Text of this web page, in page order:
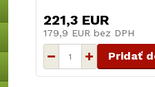
221,3 EUR
179,9 EUR bez DPH
Pridať